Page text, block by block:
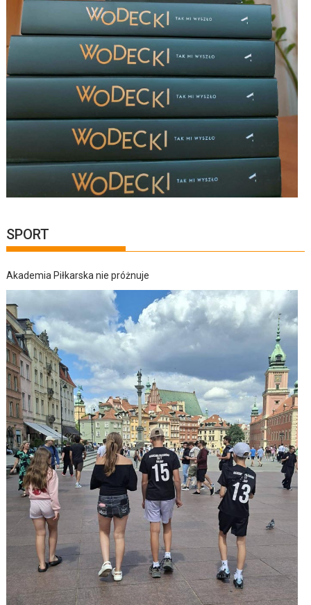
SPORT
Akademia Piłkarska nie próżnuje